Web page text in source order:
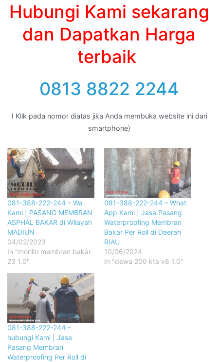
Hubungi Kami sekarang
dan Dapatkan Harga
terbaik
0813 8822 2244
( Klik pada nomor diatas jika Anda membuka website ini dari
smartphone)
081-388-222-244 – Wa
Kami | PASANG MEMBRAN
ASPHAL BAKAR di Wilayah
MADIUN
04/02/2023
In "morillo membran bakar
23 1.0"
081-388-222-244 – What
App Kami | Jasa Pasang
Waterproofing Membran
Bakar Per Roll di Daerah
RIAU
10/06/2024
In "dewa 200 kta v8 1.0"
081-388-222-244 –
hubungi Kami | Jasa
Pasang Membran
Waterproofing Per Roll di